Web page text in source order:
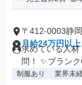
〒412-0003静
月給24万円以上
求めている人材
問！ ✨ブランク
制服あり 業界未